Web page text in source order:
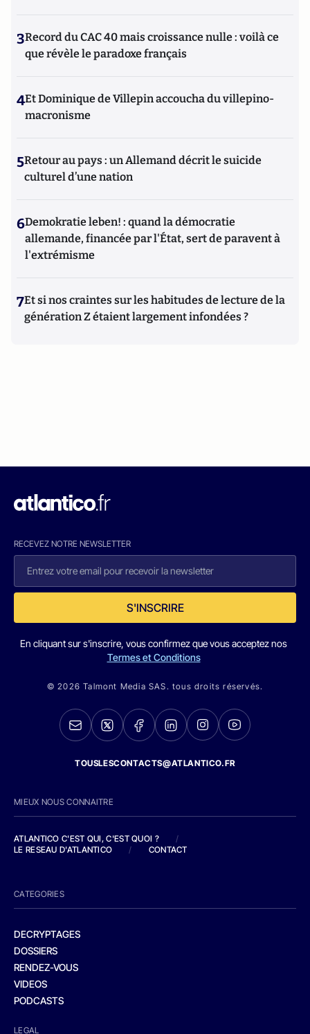
3Record du CAC 40 mais croissance nulle : voilà ce
que révèle le paradoxe français
4Et Dominique de Villepin accoucha du villepino-
macronisme
5Retour au pays : un Allemand décrit le suicide
culturel d’une nation
6Demokratie leben! : quand la démocratie
allemande, financée par l'État, sert de paravent à
l'extrémisme
7Et si nos craintes sur les habitudes de lecture de la
génération Z étaient largement infondées ?
RECEVEZ NOTRE NEWSLETTER
S'INSCRIRE
En cliquant sur s'inscrire, vous confirmez que vous acceptez nos
Termes et Conditions
© 2026 Talmont Media SAS. tous droits réservés.
TOUSLESCONTACTS@ATLANTICO.FR
MIEUX NOUS CONNAITRE
ATLANTICO C'EST QUI, C'EST QUOI ?
/
LE RESEAU D'ATLANTICO
/ CONTACT
CATEGORIES
DECRYPTAGES
DOSSIERS
RENDEZ-VOUS
VIDEOS
PODCASTS
LEGAL